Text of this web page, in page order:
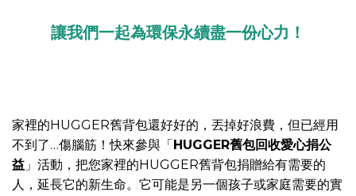
讓我們一起為環保永續盡一份心力！
家裡的HUGGER舊背包還好好的，丟掉好浪費，但已經用
不到了…傷腦筋！快來參與「 HUGGER舊包回收愛心捐公
益 」活動，把您家裡的HUGGER舊背包捐贈給有需要的
人，延長它的新生命。它可能是另一個孩子或家庭需要的實